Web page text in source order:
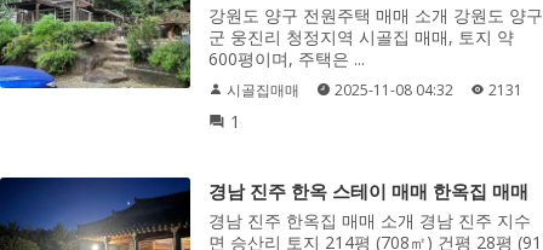
강원도 양구 전원주택 매매 소개 강원도 양구
군 웅진리 청정지역 시골집 매매, 토지 약
600평이며, 주택은 ...
시골집매매 2025-11-08 04:32 2131
1
경남 진주 한옥 스테이 매매 한옥집 매매
경남 진주 한옥집 매매 소개 경남 진주 지수
면 승산리 토지 214평 (708㎡) 건평 28평 (91